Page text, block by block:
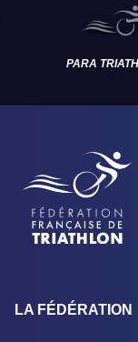
PARA
LA FÉDÉRATION